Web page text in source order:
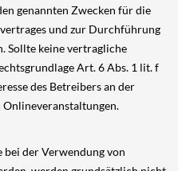
genannten Zwecken für die
und zur Durchführung
Sollte keine vertragliche
Art. 6 Abs. 1 lit. f
des Betreibers an der
bei der Verwendung von